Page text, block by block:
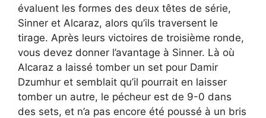
évaluent les formes des deux têtes de série,
Sinner et Alcaraz, alors qu’ils traversent le
tirage. Après leurs victoires de troisième ronde,
vous devez donner l’avantage à Sinner. Là où
Alcaraz a laissé tomber un set pour Damir
Dzumhur et semblait qu’il pourrait en laisser
tomber un autre, le pécheur est de 9-0 dans
des sets, et n’a pas encore été poussé à un bris